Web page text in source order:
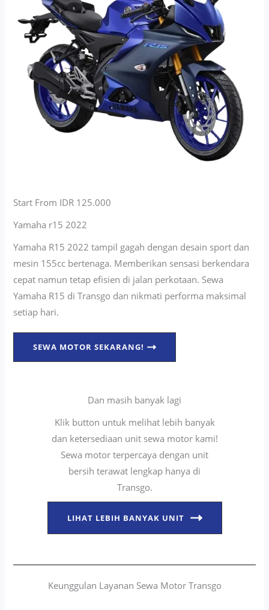
Start From IDR 125.000
Yamaha r15 2022
Yamaha R15 2022 tampil gagah dengan desain sport dan
mesin 155cc bertenaga. Memberikan sensasi berkendara
cepat namun tetap efisien di jalan perkotaan. Sewa
Yamaha R15 di Transgo dan nikmati performa maksimal
setiap hari.
SEWA MOTOR SEKARANG!
Dan masih banyak lagi
Klik button untuk melihat lebih banyak
dan ketersediaan unit sewa motor kami!
Sewa motor terpercaya dengan unit
bersih terawat lengkap hanya di
Transgo.
LIHAT LEBIH BANYAK UNIT
Keunggulan Layanan Sewa Motor Transgo